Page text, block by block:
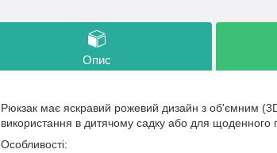
Опис
Рюкзак має яскравий рожевий дизайн з об'ємним
використання в дитячому садку або для щоденного
Особливості: